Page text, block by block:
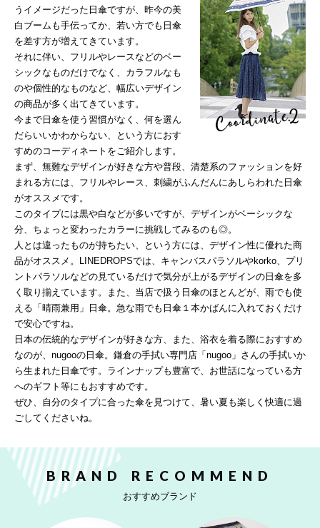
うイメージだった日傘ですが、昨今の美
白ブームも手伝ってか、若い方でも日傘
を差す方が増えてきています。
それに伴い、フリルやレースなどのベー
シックなものだけでなく、カラフルなも
のや個性的なものなど、幅広いデザイン
の商品が多く出てきています。
今まで日傘を使う習慣がなく、何を選ん
だらいいかわからない、という方におす
すめのコーディネートをご紹介します。
まず、無難なデザインが好きな方や普段、清楚系のファッションを好
まれる方には、フリルやレース、刺繍がふんだんにあしらわれた日傘
がオススメです。
このタイプには黒や白などが多いですが、デザインがベーシックな
分、ちょっと変わったカラーに挑戦してみるのも◎。
人とは違ったものが持ちたい、という方には、デザイン性に優れた商
品がオススメ。LINEDROPSでは、キャンバスパラソルやkorko、プリ
ントパラソルなどの見ているだけで気分が上がるデザインの日傘を多
く取り揃えています。また、当店で扱う日傘のほとんどが、雨でも使
える「晴雨兼用」日傘。急な雨でも日傘１本かばんに入れておくだけ
で安心ですね。
日本の伝統的なデザインが好きな方、また、浴衣を着る際におすすめ
なのが、nugooの日傘。鎌倉の手拭い専門店「nugoo」さんの手拭いか
ら生まれた日傘です。ラインナップも豊富で、お世話になっている方
へのギフト等にもおすすめです。
ぜひ、自分のタイプに合った傘を見つけて、暑い夏も楽しく快適に過
ごしてくださいね。
BRAND RECOMMEND
おすすめブランド